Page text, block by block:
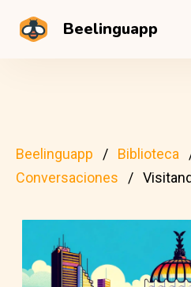
Beelinguapp
Beelinguapp Biblioteca
Conversaciones